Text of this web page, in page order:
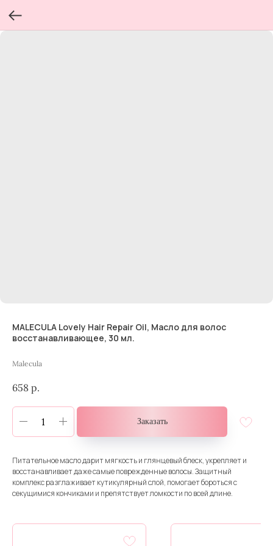
MALECULA Lovely Hair Repair Oil, Масло для волос
восстанавливающее, 30 мл.
Malecula
658 р.
Заказать
Питательное масло дарит мягкость и глянцевый блеск, укрепляет и
восстанавливает даже самые поврежденные волосы. Защитный
комплекс разглаживает кутикулярный слой, помогает бороться с
секущимися кончиками и препятствует ломкости по всей длине.